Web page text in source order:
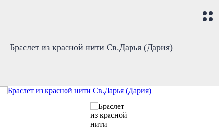
Браслет из красной нити Св.Дарья (Дария)